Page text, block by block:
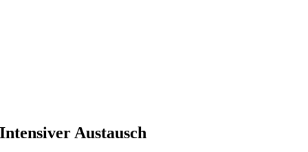
Intensiver Austausch